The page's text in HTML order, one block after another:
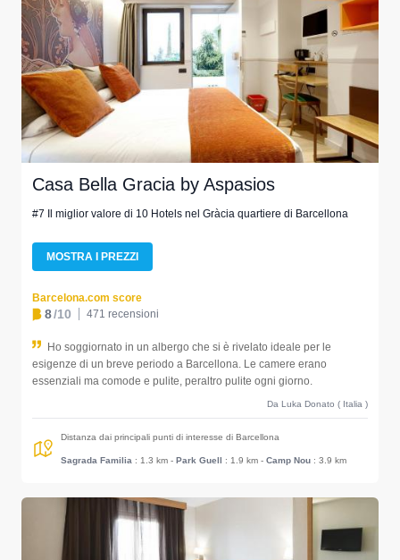
Casa Bella Gracia by Aspasios
#7 Il miglior valore di 10 Hotels nel Gràcia quartiere di Barcellona
MOSTRA I PREZZI
Barcelona.com score
8/10 471 recensioni
Ho soggiornato in un albergo che si è rivelato ideale per le
esigenze di un breve periodo a Barcellona. Le camere erano
essenziali ma comode e pulite, peraltro pulite ogni giorno.
Da Luka Donato ( Italia )
Distanza dai principali punti di interesse di Barcellona
Sagrada Familia : 1.3 km - Park Guell : 1.9 km - Camp Nou : 3.9 km